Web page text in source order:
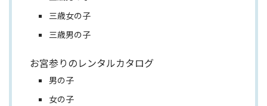
三歳女の子
三歳男の子
お宮参りのレンタルカタログ
男の子
女の子